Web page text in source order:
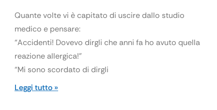
Quante volte vi è capitato di uscire dallo studio
medico e pensare:
“Accidenti! Dovevo dirgli che anni fa ho avuto quella
reazione allergica!”
“Mi sono scordato di dirgli
Leggi tutto »